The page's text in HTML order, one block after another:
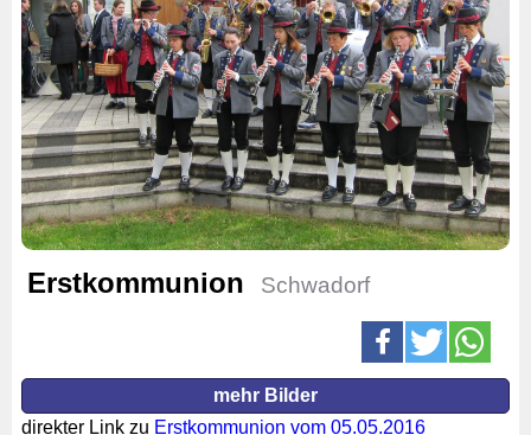
Erstkommunion Schwadorf
mehr Bilder
direkter Link zu Erstkommunion vom 05.05.2016